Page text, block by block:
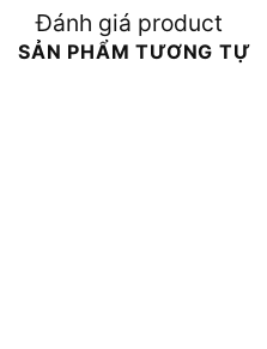
Đánh giá product
SẢN PHẨM TƯƠNG TỰ